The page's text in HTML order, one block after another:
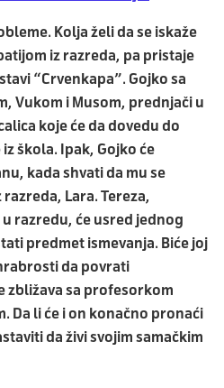
Kolja želi da se iskaže
iz razreda, pa pristaje
“Crvenkapa”. Gojko sa
Vukom i Musom, prednjači u
koje će da dovedu do
škola. Ipak, Gojko će
kada shvati da mu se
Lara. Tereza,
razredu, će usred jednog
predmet ismevanja. Biće joj
da povrati
zbližava sa profesorkom
Da li će i on konačno pronaći
da živi svojim samačkim